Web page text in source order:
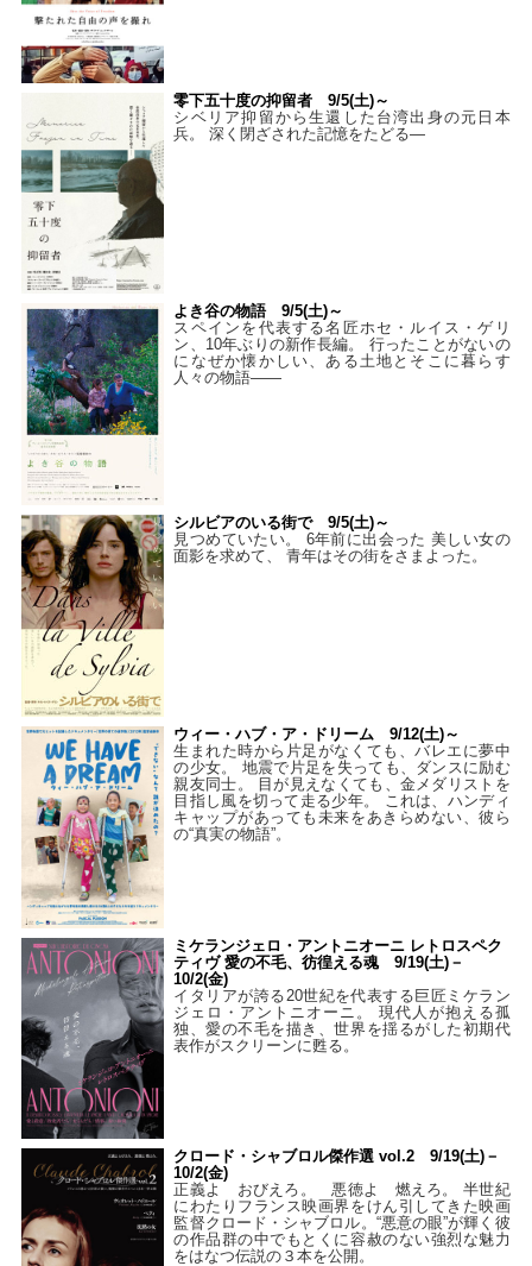
零下五十度の抑留者 9/5(土)～
シベリア抑留から生還した台湾出身の元日本
兵。 深く閉ざされた記憶をたどる—
よき谷の物語 9/5(土)～
スペインを代表する名匠ホセ・ルイス・ゲリ
ン、10年ぶりの新作長編。 行ったことがないの
になぜか懐かしい、ある土地とそこに暮らす
人々の物語――
シルビアのいる街で 9/5(土)～
見つめていたい。 6年前に出会った 美しい女の
面影を求めて、 青年はその街をさまよった。
ウィー・ハブ・ア・ドリーム 9/12(土)～
生まれた時から片足がなくても、バレエに夢中
の少女。 地震で片足を失っても、ダンスに励む
親友同士。 目が見えなくても、金メダリストを
目指し風を切って走る少年。 これは、ハンディ
キャップがあっても未来をあきらめない、彼ら
の“真実の物語”。
ミケランジェロ・アントニオーニ レトロスペク
ティヴ 愛の不毛、彷徨える魂 9/19(土)－
10/2(金)
イタリアが誇る20世紀を代表する巨匠ミケラン
ジェロ・アントニオーニ。 現代人が抱える孤
独、愛の不毛を描き、世界を揺るがした初期代
表作がスクリーンに甦る。
クロード・シャブロル傑作選 vol.2 9/19(土)－
10/2(金)
正義よ おびえろ。 悪徳よ 燃えろ。 半世紀
にわたりフランス映画界をけん引してきた映画
監督クロード・シャブロル。“悪意の眼”が輝く彼
の作品群の中でもとくに容赦のない強烈な魅力
をはなつ伝説の３本を公開。